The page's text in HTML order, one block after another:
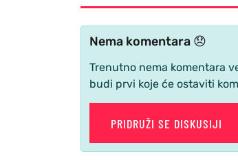
Nema komentara 😞
Trenutno nema komentara
budi prvi koje će ostaviti
PRIDRUŽI SE DISKUSIJI